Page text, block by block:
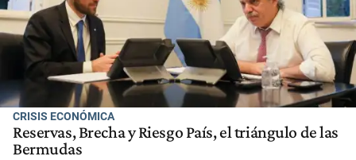
CRISIS ECONÓMICA
Reservas, Brecha y Riesgo País, el triángulo de las
Bermudas